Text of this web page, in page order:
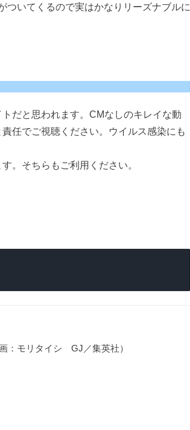
ついてくるので実はかなりリーズナブルに
だと思われます。CMなしのキレイな動
任でご視聴ください。ウイルス感染にも
。そちらもご利用ください。
：モリタイシ GJ／集英社）